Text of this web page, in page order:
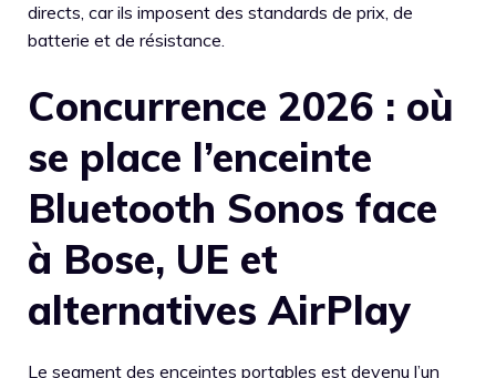
directs, car ils imposent des standards de prix, de
batterie et de résistance.
Concurrence 2026 : où
se place l’enceinte
Bluetooth Sonos face
à Bose, UE et
alternatives AirPlay
Le segment des enceintes portables est devenu l’un